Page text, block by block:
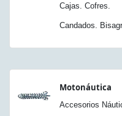
Cajas. Cofres.
Candados.
Motonáutica
Accesorios